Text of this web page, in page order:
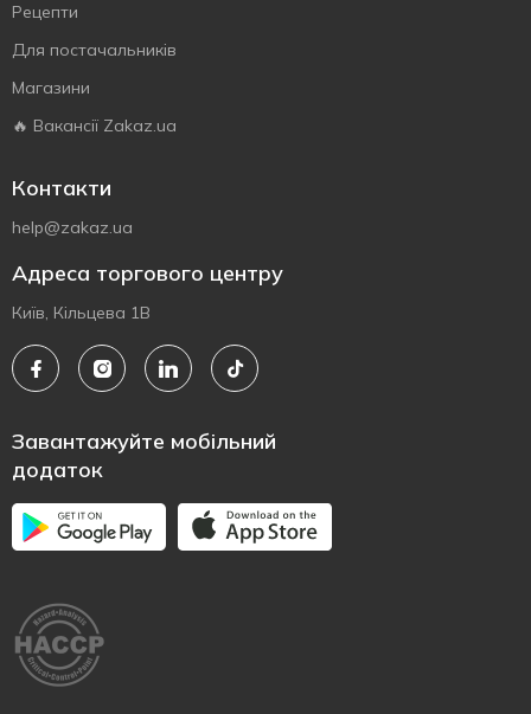
Рецепти
Для постачальників
Магазини
🔥 Вакансії Zakaz.ua
Контакти
help@zakaz.ua
Адреса торгового центру
Київ, Кільцева 1В
Завантажуйте мобільний
додаток